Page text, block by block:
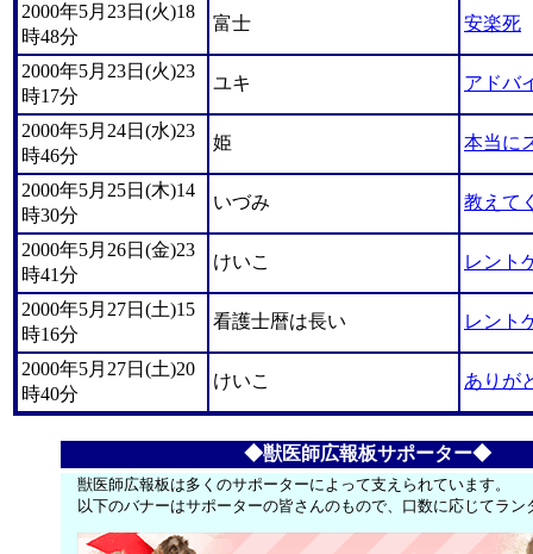
2000年5月23日(火)18
時48分
富士 安楽死
2000年5月23日(火)23
時17分
ユキ アドバ
2000年5月24日(水)23
時46分
姫 本当に
2000年5月25日(木)14
時30分
いづみ 教えて
2000年5月26日(金)23
時41分
けいこ レント
2000年5月27日(土)15
時16分
看護士暦は長い レント
2000年5月27日(土)20
時40分
けいこ ありが
◆獣医師広報板サポーター◆
獣医師広報板は多くのサポーターによって支えられています。
以下のバナーはサポーターの皆さんのもので、口数に応じてラ